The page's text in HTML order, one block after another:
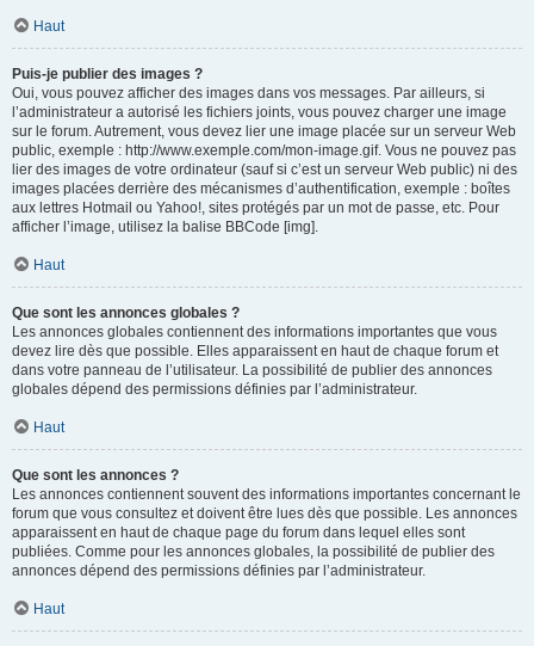
Haut
Puis-je publier des images ?
Oui, vous pouvez afficher des images dans vos messages. Par ailleurs, si
l’administrateur a autorisé les fichiers joints, vous pouvez charger une image
sur le forum. Autrement, vous devez lier une image placée sur un serveur Web
public, exemple : http://www.exemple.com/mon-image.gif. Vous ne pouvez pas
lier des images de votre ordinateur (sauf si c’est un serveur Web public) ni des
images placées derrière des mécanismes d’authentification, exemple : boîtes
aux lettres Hotmail ou Yahoo!, sites protégés par un mot de passe, etc. Pour
afficher l’image, utilisez la balise BBCode [img].
Haut
Que sont les annonces globales ?
Les annonces globales contiennent des informations importantes que vous
devez lire dès que possible. Elles apparaissent en haut de chaque forum et
dans votre panneau de l’utilisateur. La possibilité de publier des annonces
globales dépend des permissions définies par l’administrateur.
Haut
Que sont les annonces ?
Les annonces contiennent souvent des informations importantes concernant le
forum que vous consultez et doivent être lues dès que possible. Les annonces
apparaissent en haut de chaque page du forum dans lequel elles sont
publiées. Comme pour les annonces globales, la possibilité de publier des
annonces dépend des permissions définies par l’administrateur.
Haut